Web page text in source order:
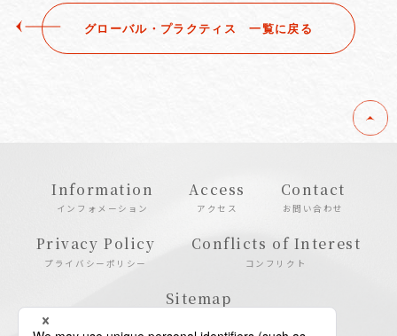
グローバル・プラクティス ⼀覧に戻る
Information
インフォメーション
Access
アクセス
Contact
お問い合わせ
Privacy Policy
プライバシーポリシー
Conflicts of Interest
コンフリクト
Sitemap